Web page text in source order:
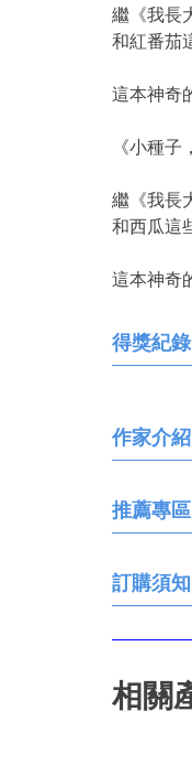
繼《我長
和紅番茄
這本神奇
《小種子
繼《我長
和西瓜這
這本神奇
得獎紀錄
作家介紹
推薦專區
訂購須知
相關